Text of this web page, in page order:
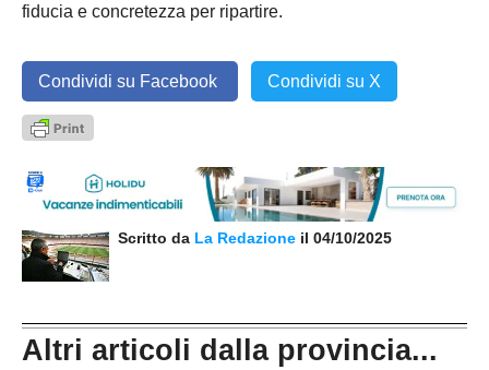
fiducia e concretezza per ripartire.
Condividi su Facebook Condividi su X
Scritto da La Redazione il 04/10/2025
Altri articoli dalla provincia...